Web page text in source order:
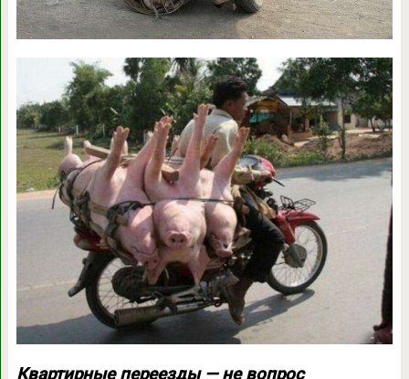
Квартирные переезды — не вопрос